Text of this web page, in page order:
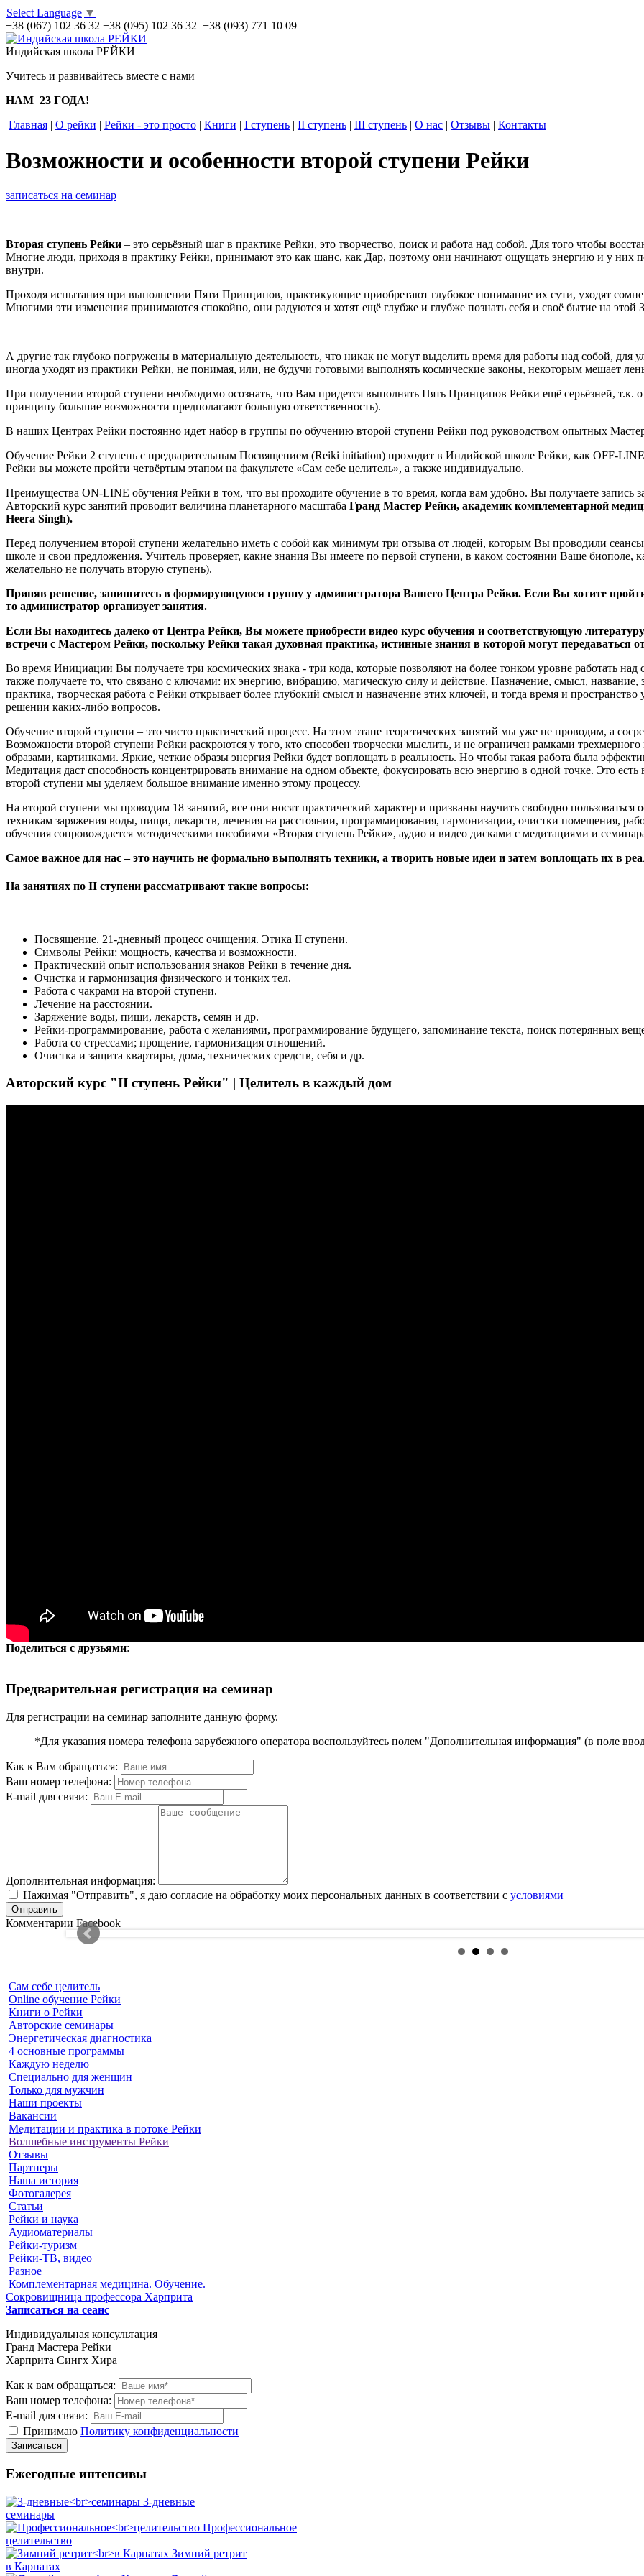
Select Language ▼
+38 (067) 102 36 32 +38 (095) 102 36 32 +38 (093) 771 10 09
Индийская школа РЕЙКИ
Учитесь и развивайтесь вместе с нами
НАМ 23 ГОДА!
Главная | О рейки | Рейки - это просто | Книги | I ступень | II ступень | III ступень | О нас | Отзывы | Контакты
Возможности и особенности второй ступени Рейки
записаться на семинар
Вторая ступень Рейки – это серьёзный шаг в практике Рейки, это творчество, поиск и работа над собой. Для того чтобы
Многие люди, приходя в практику Рейки, принимают это как шанс, как Дар, поэтому они начинают ощущать энергию и у них
внутри.
Проходя испытания при выполнении Пяти Принципов, практикующие приобретают глубокое понимание их сути, уходят
Многими эти изменения принимаются спокойно, они радуются и хотят ещё глубже и глубже познать себя и своё бытие на этой
А другие так глубоко погружены в материальную деятельность, что никак не могут выделить время для работы над собой, для
иногда уходят из практики Рейки, не понимая, или, не будучи готовыми выполнять космические законы, некоторым мешает
При получении второй ступени необходимо осознать, что Вам придется выполнять Пять Принципов Рейки ещё серьёзней, т.к.
принципу большие возможности предполагают большую ответственность).
В наших Центрах Рейки постоянно идет набор в группы по обучению второй ступени Рейки под руководством опытных
Обучение Рейки 2 ступень с предварительным Посвящением (Reiki initiation) проходит в Индийской школе Рейки, как OFF-
Рейки вы можете пройти четвёртым этапом на факультете «Сам себе целитель», а также индивидуально.
Преимущества ON-LINE обучения Рейки в том, что вы проходите обучение в то время, когда вам удобно. Вы получаете запись
Авторский курс занятий проводит величина планетарного масштаба Гранд Мастер Рейки, академик комплементарной
Heera Singh).
Перед получением второй ступени желательно иметь с собой как минимум три отзыва от людей, которым Вы проводили
школе и свои предложения. Учитель проверяет, какие знания Вы имеете по первой ступени, в каком состоянии Ваше биополе,
желательно не получать вторую ступень).
Приняв решение, запишитесь в формирующуюся группу у администратора Вашего Центра Рейки. Если Вы хотите
то администратор организует занятия.
Если Вы находитесь далеко от Центра Рейки, Вы можете приобрести видео курс обучения и соответствующую
встречи с Мастером Рейки, поскольку Рейки такая духовная практика, истинные знания в которой могут передаваться
Во время Инициации Вы получаете три космических знака - три кода, которые позволяют на более тонком уровне работать
также получаете то, что связано с ключами: их энергию, вибрацию, магическую силу и действие. Назначение, смысл,
практика, творческая работа с Рейки открывает более глубокий смысл и назначение этих ключей, и тогда время и
решении каких-либо вопросов.
Обучение второй ступени – это чисто практический процесс. На этом этапе теоретических занятий мы уже не проводим, а
Возможности второй ступени Рейки раскроются у того, кто способен творчески мыслить, и не ограничен рамками трехмерного
образами, картинками. Яркие, четкие образы энергия Рейки будет воплощать в реальность. Но чтобы такая работа была
Медитация даст способность концентрировать внимание на одном объекте, фокусировать всю энергию в одной точке. Это
второй ступени мы уделяем большое внимание именно этому процессу.
На второй ступени мы проводим 18 занятий, все они носят практический характер и призваны научить свободно
техникам заряжения воды, пищи, лекарств, лечения на расстоянии, программирования, гармонизации, очистки помещения,
обучения сопровождается методическими пособиями «Вторая ступень Рейки», аудио и видео дисками с медитациями и
Самое важное для нас – это научить не формально выполнять техники, а творить новые идеи и затем воплощать их в
На занятиях по ІІ ступени рассматривают такие вопросы:
Посвящение. 21-дневный процесс очищения. Этика ІІ ступени.
Символы Рейки: мощность, качества и возможности.
Практический опыт использования знаков Рейки в течение дня.
Очистка и гармонизация физического и тонких тел.
Работа с чакрами на второй ступени.
Лечение на расстоянии.
Заряжение воды, пищи, лекарств, семян и др.
Рейки-программирование, работа с желаниями, программирование будущего, запоминание текста, поиск потерянных
Работа со стрессами; прощение, гармонизация отношений.
Очистка и защита квартиры, дома, технических средств, себя и др.
Авторский курс "II ступень Рейки" | Целитель в каждый дом
Поделиться с друзьями:
Предварительная регистрация на семинар
Для регистрации на семинар заполните данную форму.
*Для указания номера телефона зарубежного оператора воспользуйтесь полем "Дополнительная информация" (в поле
Как к Вам обращаться:
Ваш номер телефона:
E-mail для связи:
Дополнительная информация:
Нажимая "Отправить", я даю согласие на обработку моих персональных данных в соответствии с условиями
Комментарии Facebook
Сам себе целитель
Online обучение Рейки
Книги о Рейки
Авторские семинары
Энергетическая диагностика
4 основные программы
Каждую неделю
Специально для женщин
Только для мужчин
Наши проекты
Вакансии
Медитации и практика в потоке Рейки
Волшебные инструменты Рейки
Отзывы
Партнеры
Наша история
Фотогалерея
Статьи
Рейки и наука
Аудиоматериалы
Рейки-туризм
Рейки-ТВ, видео
Разное
Комплементарная медицина. Обучение.
Сокровищница профессора Харприта
Записаться на сеанс
Индивидуальная консультация
Гранд Мастера Рейки
Харприта Сингх Хира
Как к вам обращаться:
Ваш номер телефона:
E-mail для связи:
Принимаю Политику конфиденциальности
Ежегодные интенсивы
3-дневные
семинары
Профессиональное
целительство
Зимний ретрит
в Карпатах